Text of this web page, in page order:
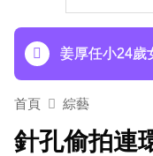
下載東森App
70歲鋼吉他大
首頁 綜藝
針孔偷拍連